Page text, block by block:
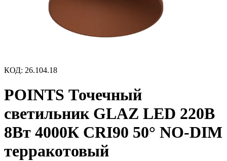
КОД: 26.104.18
POINTS Точечный
светильник GLAZ LED 220В
8Вт 4000К CRI90 50° NO-DIM
терракотовый